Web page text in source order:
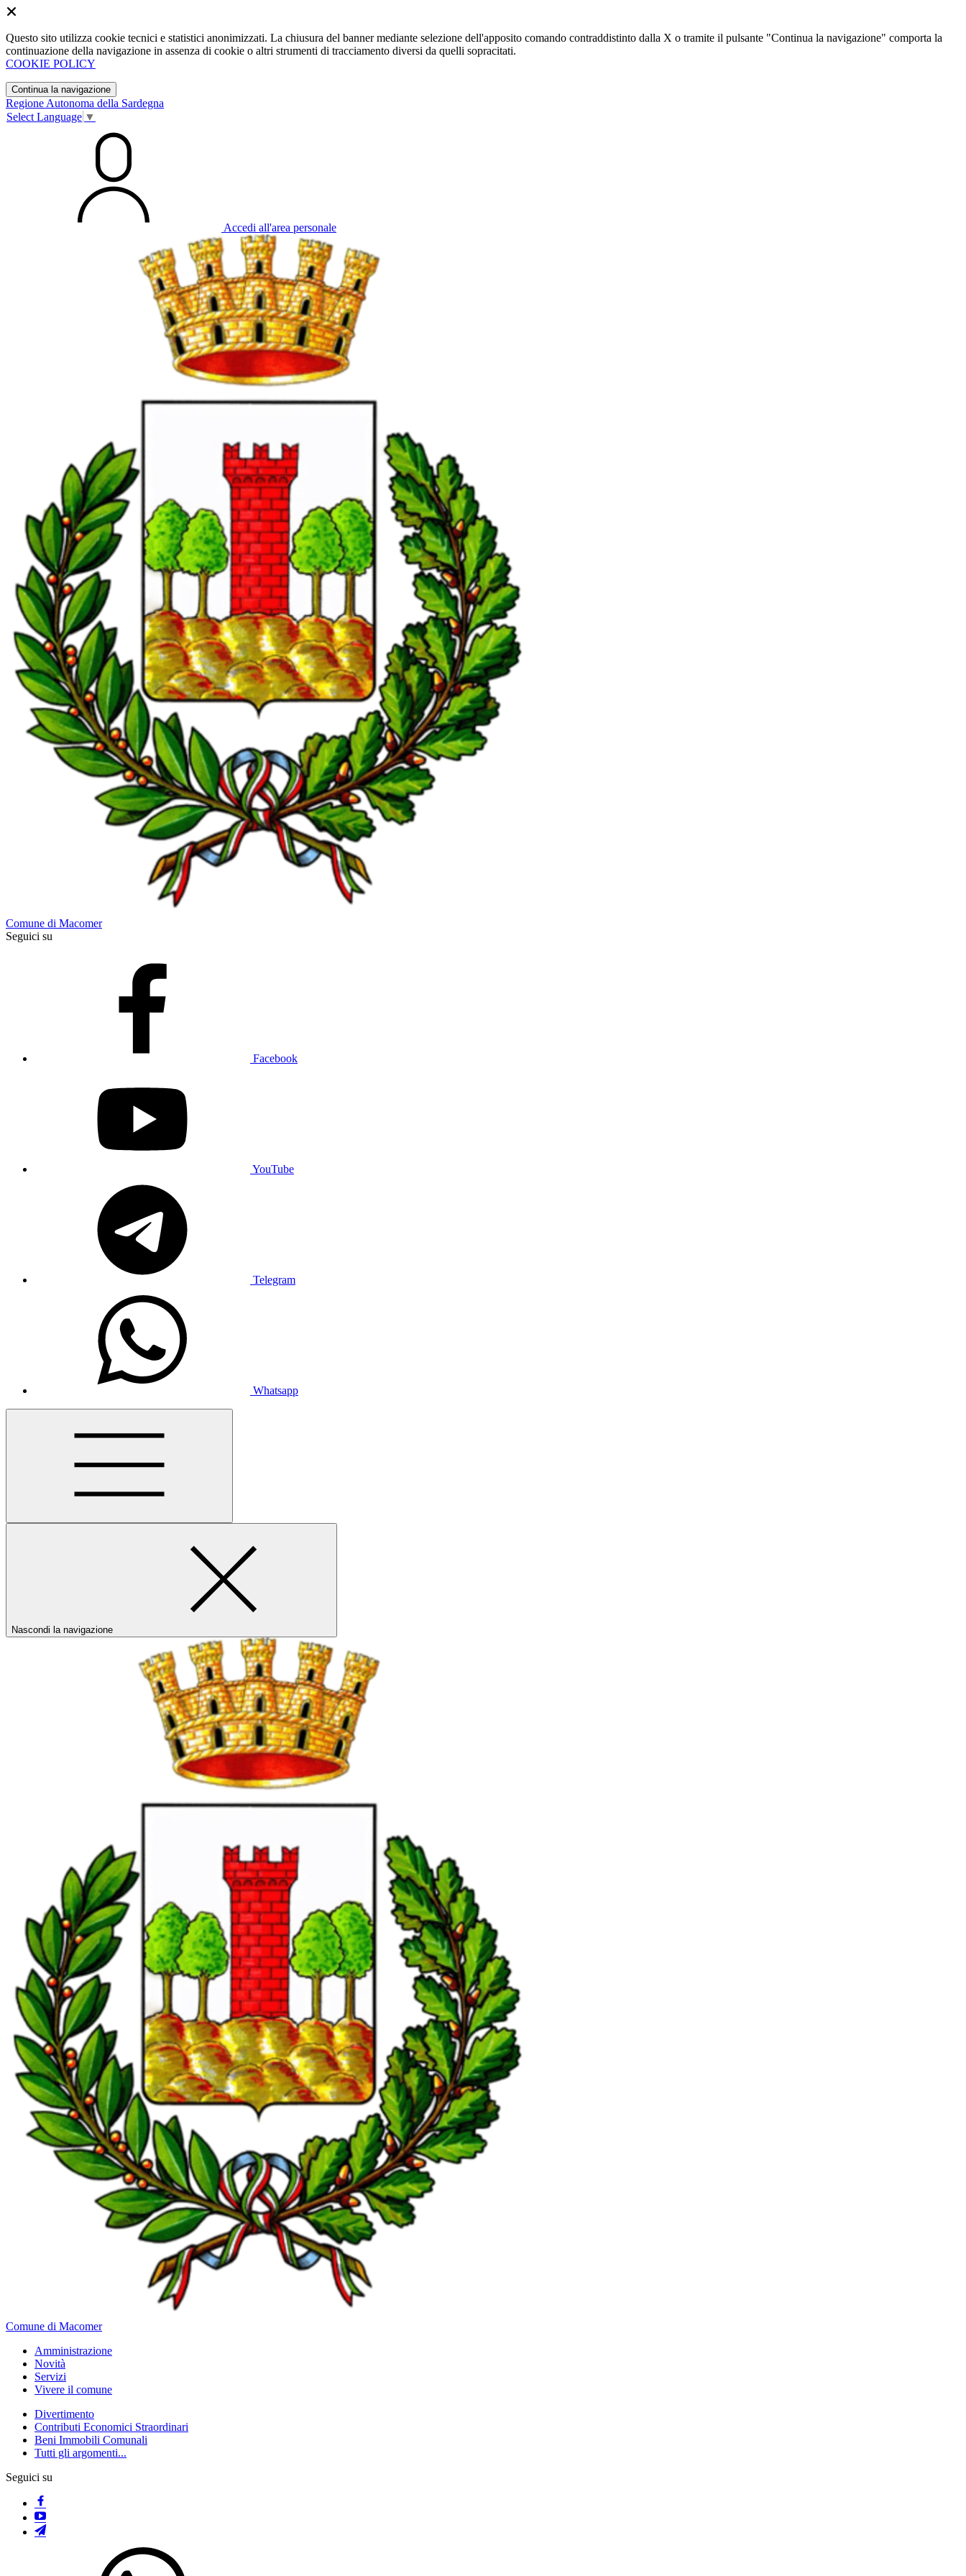
Questo sito utilizza cookie tecnici e statistici anonimizzati. La chiusura del banner mediante selezione dell'apposito comando contraddistinto dalla X o tramite il pulsante "Continua la navigazione" comporta la
continuazione della navigazione in assenza di cookie o altri strumenti di tracciamento diversi da quelli sopracitati.
COOKIE POLICY
Continua la navigazione
Regione Autonoma della Sardegna
Select Language ▼
Accedi all'area personale
Comune di Macomer
Seguici su
Facebook
YouTube
Telegram
Whatsapp
Nascondi la navigazione
Comune di Macomer
Amministrazione
Novità
Servizi
Vivere il comune
Divertimento
Contributi Economici Straordinari
Beni Immobili Comunali
Tutti gli argomenti...
Seguici su